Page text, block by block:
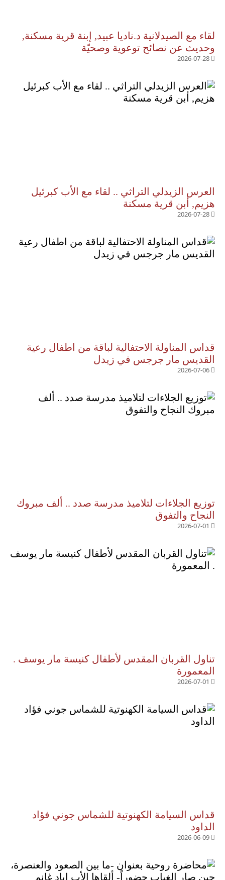
لقاء مع الصيدلانية د.ناديا عبيد, إبنة قرية مسكنة,
وحديث عن نصائح توعوية وصحيّة
2026-07-28
العرس الزيدلي التراثي .. لقاء مع الأب كبرئيل
هزيم, أبن قرية مسكنة
2026-07-28
قداس المناولة الاحتفالية لباقة من اطفال رعية
القديس مار جرجس في زيدل
2026-07-06
توزيع الجلاءات لتلاميذ مدرسة صدد .. ألف مبروك
النجاح والتفوق
2026-07-01
تناول القربان المقدس لأطفال كنيسة مار يوسف .
المعمورة
2026-07-01
قداس السيامة الكهنوتية للشماس جوني فؤاد
الداود
2026-06-09